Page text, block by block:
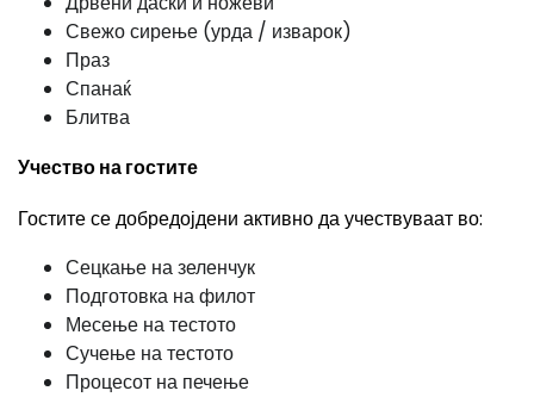
Свежо сирење (урда / изварок)
Праз
Спанаќ
Блитва
Учество на гостите
Гостите се добредојдени активно да учествуваат во:
Сецкање на зеленчук
Подготовка на филот
Месење на тестото
Сучење на тестото
Процесот на печење